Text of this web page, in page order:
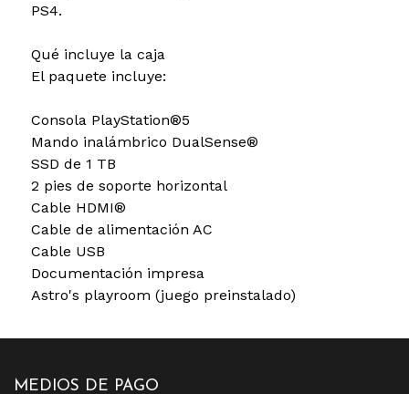
PS4.
Qué incluye la caja
El paquete incluye:
Consola PlayStation®5
Mando inalámbrico DualSense®
SSD de 1 TB
2 pies de soporte horizontal
Cable HDMI®
Cable de alimentación AC
Cable USB
Documentación impresa
Astro's playroom (juego preinstalado)
MEDIOS DE PAGO